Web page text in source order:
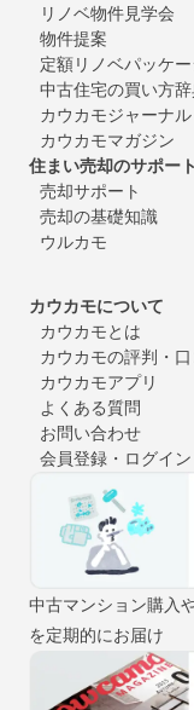
リノベ物件見学会
物件提案
定額リノベパッケー
中古住宅の買い方
カウカモジャーナル
カウカモマガジン
住まい売却のサポート
売却サポート
売却の基礎知識
ウルカモ
カウカモについて
カウカモとは
カウカモの評判・口
カウカモアプリ
よくある質問
お問い合わせ
会員登録・ログイン
中古マンション購入
を定期的にお届け